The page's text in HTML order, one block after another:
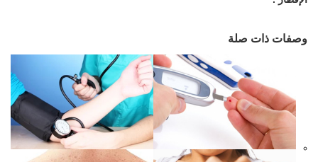
وصفات ذات صلة